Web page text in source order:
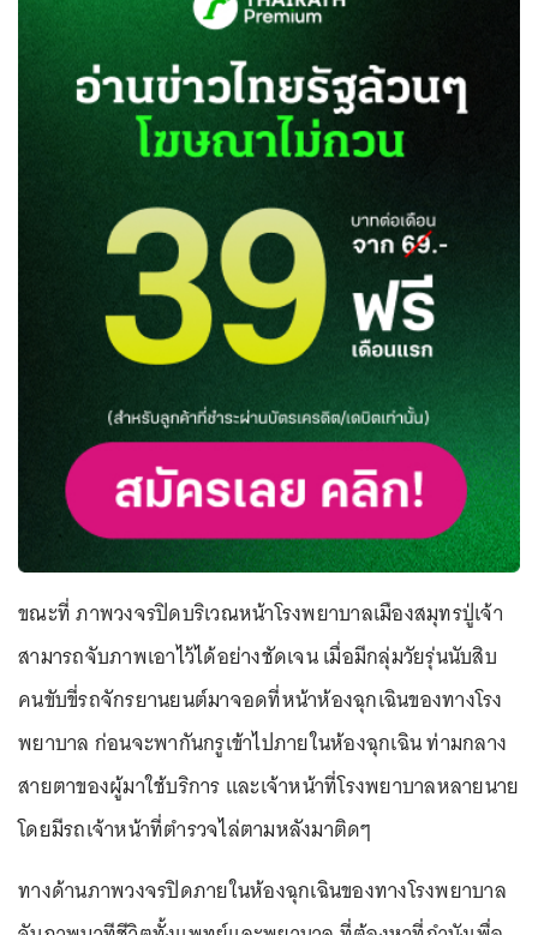
ขณะที่ ภาพวงจรปิดบริเวณหน้าโรงพยาบาลเมืองสมุทรปู่เจ้า
สามารถจับภาพเอาไว้ได้อย่างชัดเจน เมื่อมีกลุ่มวัยรุ่นนับสิบ
คนขับขี่รถจักรยานยนต์มาจอดที่หน้าห้องฉุกเฉินของทางโรง
พยาบาล ก่อนจะพากันกรูเข้าไปภายในห้องฉุกเฉิน ท่ามกลาง
สายตาของผู้มาใช้บริการ และเจ้าหน้าที่โรงพยาบาลหลายนาย
โดยมีรถเจ้าหน้าที่ตำรวจไล่ตามหลังมาติดๆ
ทางด้านภาพวงจรปิดภายในห้องฉุกเฉินของทางโรงพยาบาล